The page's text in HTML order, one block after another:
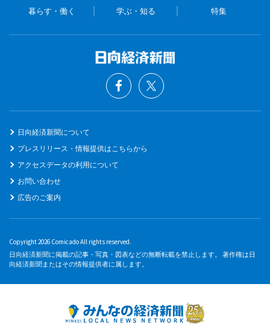
暮らす・働く 学ぶ・知る 特集
日向経済新聞について
プレスリリース・情報提供はこちらから
アクセスデータの利用について
お問い合わせ
広告のご案内
Copyright 2026 Comicado All rights reserved.
日向経済新聞に掲載の記事・写真・図表などの無断転載を禁止します。 著作権は日
向経済新聞またはその情報提供者に属します。